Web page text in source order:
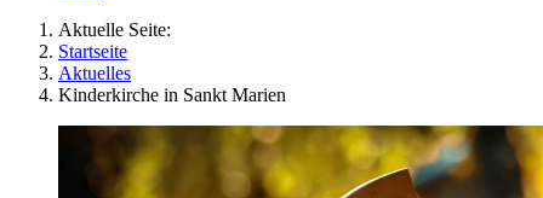
Aktuelle Seite:
Startseite
Aktuelles
Kinderkirche in Sankt Marien